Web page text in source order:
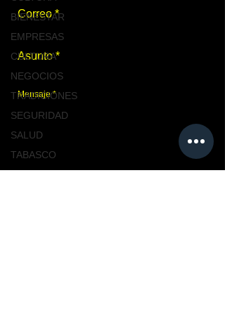
BIENESTAR
EMPRESAS
CULTURA
NEGOCIOS
TRADICIONES
SEGURIDAD
SALUD
TABASCO